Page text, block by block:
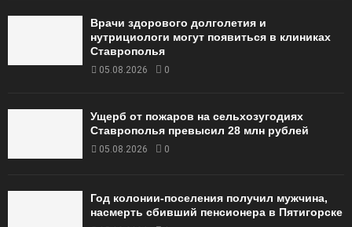
Врачи здорового долголетия и
нутрициологи могут появиться в клиниках
Ставрополья
05.08.2026 0
Ущерб от пожаров на сельхозугодиях
Ставрополья превысил 28 млн рублей
05.08.2026 0
Год колонии-поселения получил мужчина,
насмерть сбивший пенсионера в Пятигорске